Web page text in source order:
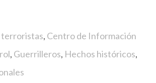
, Centro de Información
, Guerrilleros, Hechos históricos,